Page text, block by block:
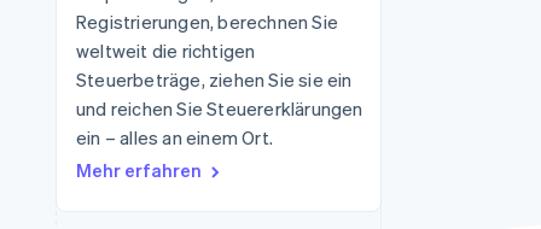
Stripe-Sessions 2026
Erfahren Sie, wie Stripe
Lösungen für die
Wirtschaftsinfrastruktur
Registrierungen, berechnen Sie
weltweit die richtigen
Steuerbeträge, ziehen Sie sie ein
und reichen Sie Steuererklärungen
ein – alles an einem Ort.
Mehr erfahren